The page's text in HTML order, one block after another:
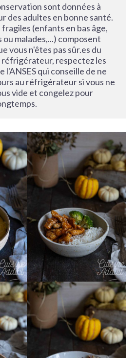
sont données à
des adultes en bonne santé.
(enfants en bas âge,
malades,...) composent
vous n'êtes pas sûr.es du
respectez les
l'ANSES qui conseille de ne
au réfrigérateur si vous ne
vide et congelez pour